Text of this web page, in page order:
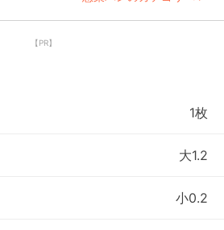
【PR】
1枚
大1.2
小0.2